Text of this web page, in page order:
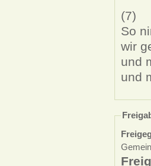
(7)
So
wir
und
und